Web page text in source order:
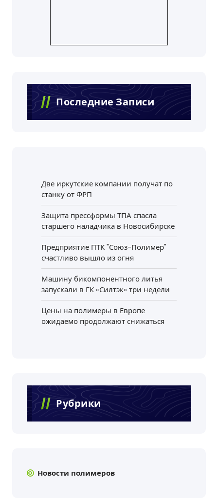
Последние Записи
Две иркутские компании получат по
станку от ФРП
Защита прессформы ТПА спасла
старшего наладчика в Новосибирске
Предприятие ПТК "Союз-Полимер"
счастливо вышло из огня
Машину бикомпонентного литья
запускали в ГК «Силтэк» три недели
Цены на полимеры в Европе
ожидаемо продолжают снижаться
Рубрики
Новости полимеров